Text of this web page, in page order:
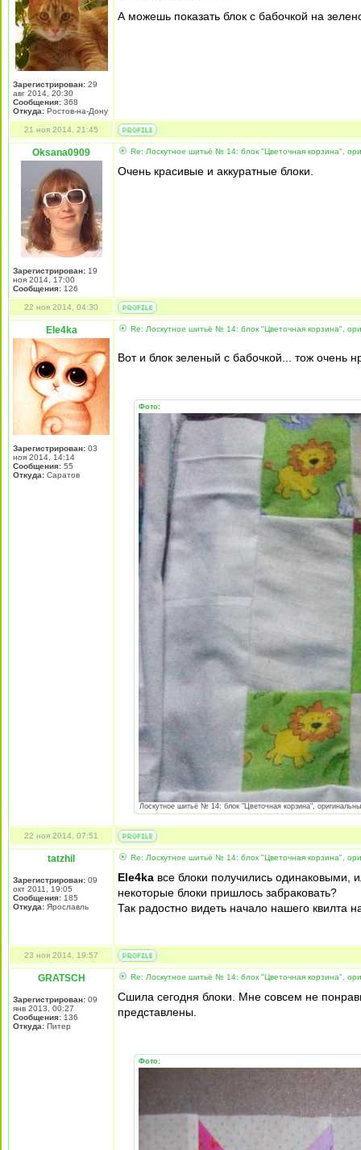
Зарегистрирован: 29
авг 2014, 20:30
Сообщения: 368
Откуда: Ростов-на-Дону
А можешь показать блок с бабочкой на
21 ноя 2014, 21:45
Oksana0909
Зарегистрирован: 19
ноя 2014, 17:00
Сообщения: 126
Re: Лоскутное шитьё № 14: блок "Цветочная корзина",
Очень красивые и аккуратные блоки.
22 ноя 2014, 04:30
Ele4ka
Зарегистрирован: 03
ноя 2014, 14:14
Сообщения: 55
Откуда: Саратов
Re: Лоскутное шитьё № 14: блок "Цветочная корзина",
Вот и блок зеленый с бабочкой... тож очень
Фото:
Лоскутное шитьё № 14: блок "Цветочная корзина",
22 ноя 2014, 07:51
tatzhil
Зарегистрирован: 09
окт 2011, 19:05
Сообщения: 185
Откуда: Ярославль
Re: Лоскутное шитьё № 14: блок "Цветочная корзина",
Ele4ka все блоки получились одинаковыми,
некоторые блоки пришлось забраковать?
Так радостно видеть начало нашего квилта
23 ноя 2014, 19:57
GRATSCH
Зарегистрирован: 09
янв 2013, 00:27
Сообщения: 136
Откуда: Питер
Re: Лоскутное шитьё № 14: блок "Цветочная корзина",
Сшила сегодня блоки. Мне совсем не
представлены.
Фото: